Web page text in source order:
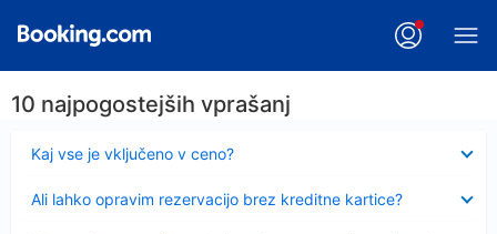
10 najpogostejših vprašanj
Kaj vse je vključeno v ceno?
Ali lahko opravim rezervacijo brez kreditne kartice?